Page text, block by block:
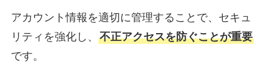
アカウント情報を適切に管理することで、セキュ
リティを強化し、 不正アクセスを防ぐことが重要
です。